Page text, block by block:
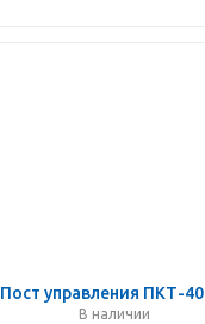
Пост управления ПКТ-40
В наличии